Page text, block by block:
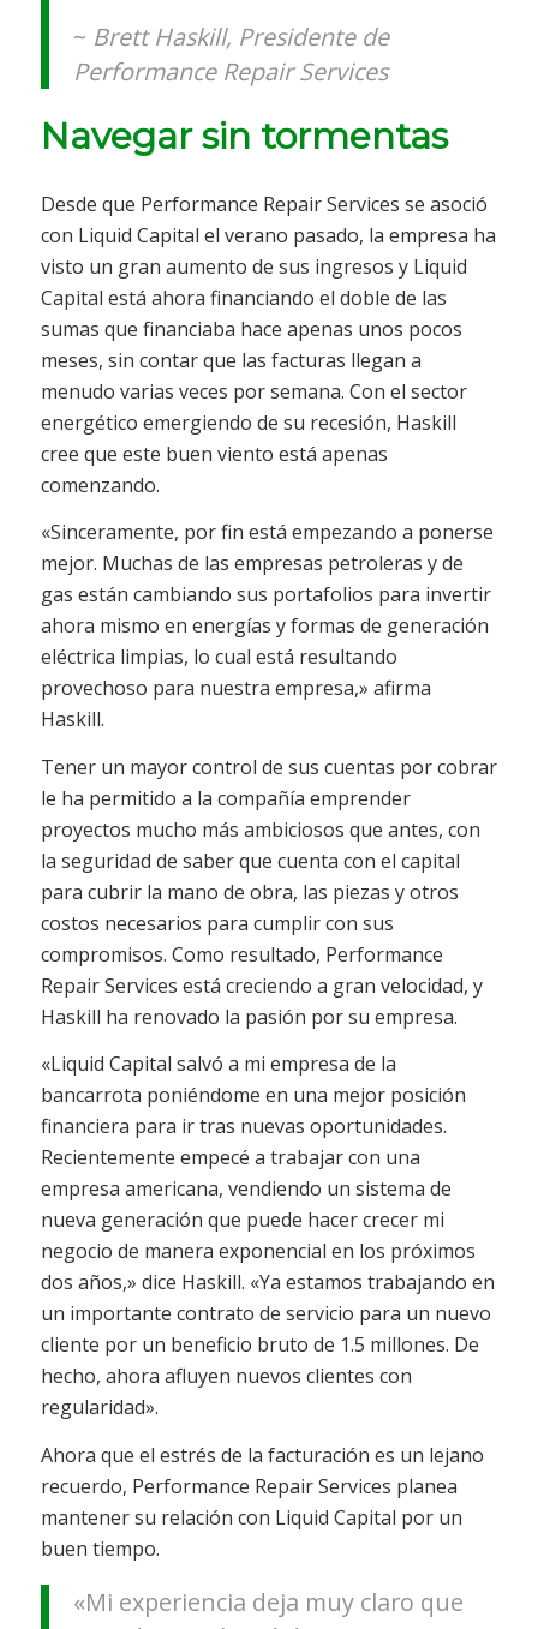
~ Brett Haskill, Presidente de
Performance Repair Services
Navegar sin tormentas
Desde que Performance Repair Services se asoció
con Liquid Capital el verano pasado, la empresa ha
visto un gran aumento de sus ingresos y Liquid
Capital está ahora financiando el doble de las
sumas que financiaba hace apenas unos pocos
meses, sin contar que las facturas llegan a
menudo varias veces por semana. Con el sector
energético emergiendo de su recesión, Haskill
cree que este buen viento está apenas
comenzando.
«Sinceramente, por fin está empezando a ponerse
mejor. Muchas de las empresas petroleras y de
gas están cambiando sus portafolios para invertir
ahora mismo en energías y formas de generación
eléctrica limpias, lo cual está resultando
provechoso para nuestra empresa,» afirma
Haskill.
Tener un mayor control de sus cuentas por cobrar
le ha permitido a la compañía emprender
proyectos mucho más ambiciosos que antes, con
la seguridad de saber que cuenta con el capital
para cubrir la mano de obra, las piezas y otros
costos necesarios para cumplir con sus
compromisos. Como resultado, Performance
Repair Services está creciendo a gran velocidad, y
Haskill ha renovado la pasión por su empresa.
«Liquid Capital salvó a mi empresa de la
bancarrota poniéndome en una mejor posición
financiera para ir tras nuevas oportunidades.
Recientemente empecé a trabajar con una
empresa americana, vendiendo un sistema de
nueva generación que puede hacer crecer mi
negocio de manera exponencial en los próximos
dos años,» dice Haskill. «Ya estamos trabajando en
un importante contrato de servicio para un nuevo
cliente por un beneficio bruto de 1.5 millones. De
hecho, ahora afluyen nuevos clientes con
regularidad».
Ahora que el estrés de la facturación es un lejano
recuerdo, Performance Repair Services planea
mantener su relación con Liquid Capital por un
buen tiempo.
«Mi experiencia deja muy claro que